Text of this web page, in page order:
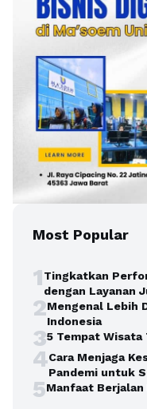
Most Popular
1Tingkatkan
dengan Layanan
2Mengenal Lebih
Indonesia
35 Tempat
4Cara Menjaga
Pandemi untuk
5Manfaat